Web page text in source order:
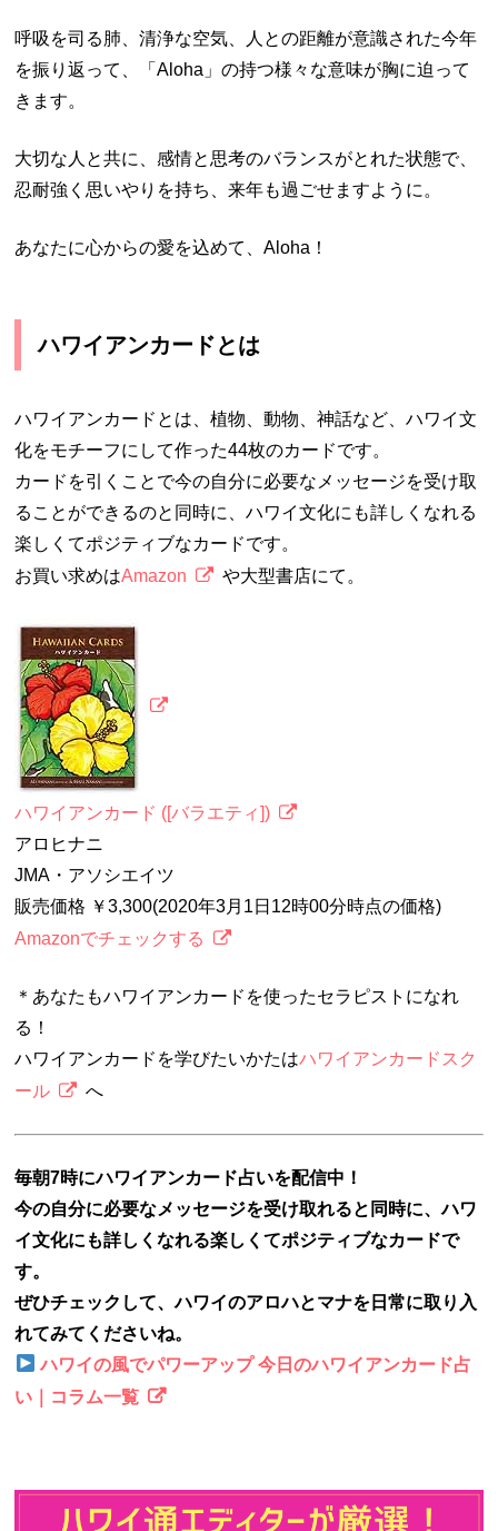
呼吸を司る肺、清浄な空気、人との距離が意識された今年
を振り返って、「Aloha」の持つ様々な意味が胸に迫って
きます。
大切な人と共に、感情と思考のバランスがとれた状態で、
忍耐強く思いやりを持ち、来年も過ごせますように。
あなたに心からの愛を込めて、Aloha！
ハワイアンカードとは
ハワイアンカードとは、植物、動物、神話など、ハワイ文
化をモチーフにして作った44枚のカードです。
カードを引くことで今の自分に必要なメッセージを受け取
ることができるのと同時に、ハワイ文化にも詳しくなれる
楽しくてポジティブなカードです。
お買い求めはAmazon や大型書店にて。
ハワイアンカード ([バラエティ])
アロヒナニ
JMA・アソシエイツ
販売価格 ￥3,300(2020年3月1日12時00分時点の価格)
Amazonでチェックする
＊あなたもハワイアンカードを使ったセラピストになれ
る！
ハワイアンカードを学びたいかたはハワイアンカードスク
ール
へ
毎朝7時にハワイアンカード占いを配信中！
今の自分に必要なメッセージを受け取れると同時に、ハワ
イ文化にも詳しくなれる楽しくてポジティブなカードで
す。
ぜひチェックして、ハワイのアロハとマナを日常に取り入
れてみてくださいね。
ハワイの風でパワーアップ 今日のハワイアンカード占
い｜コラム一覧